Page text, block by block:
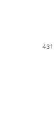
431